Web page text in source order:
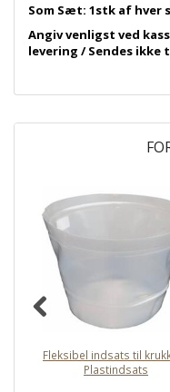
Som Sæt: 1stk af hver
Angiv venligst ved
levering / Sendes ikke
Fleksibel indsats til
Plastindsats